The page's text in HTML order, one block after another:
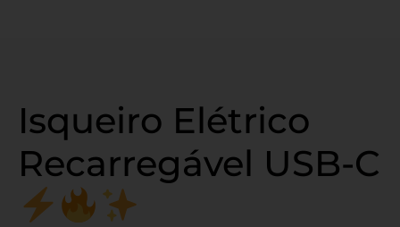
Isqueiro Elétrico
Recarregável USB-C